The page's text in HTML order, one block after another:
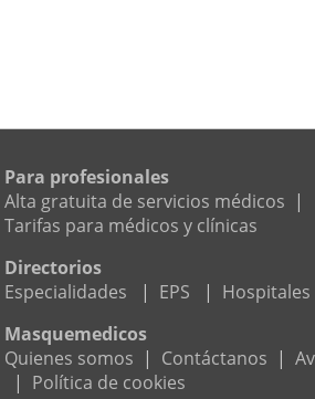
Para profesionales
Alta gratuita de servicios médicos |
Tarifas para médicos y clínicas
Directorios
Especialidades
| EPS | Hospitales
Masquemedicos
Quienes somos | Contáctanos |
| Política de cookies